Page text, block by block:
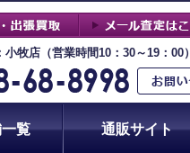
牧店（営業時間10：30～19：00）
覧 通販サイト